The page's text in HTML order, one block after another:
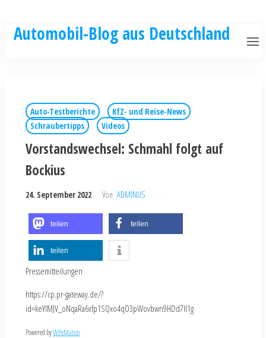
Automobil-Blog aus Deutschland
Auto-Testberichte
KfZ- und Reise-News
Schraubertipps
Videos
Vorstandswechsel: Schmahl folgt auf
Bockius
24. September 2022 Von ADMINUS
teilen teilen
teilen
Pressemitteilungen
https://cp.pr-gateway.de/?
id=keYlMJV_oNqaRa6xfp1SQxo4qO3pWovbwn9HDd7Il1g
Powered byWPeMatico